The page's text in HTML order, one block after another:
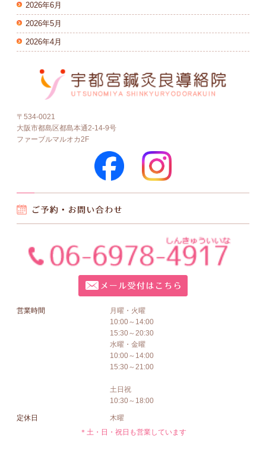
2026年6月
2026年5月
2026年4月
〒534-0021
大阪市都島区都島本通2-14-9号
ファーブルマルオカ2F
営業時間
月曜・火曜
10:00～14:00
15:30～20:30
水曜・金曜
10:00～14:00
15:30～21:00
土日祝
10:30～18:00
定休日
木曜
＊土・日・祝日も営業しています